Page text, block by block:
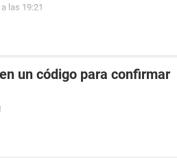
las 19:21
un código para confirmar